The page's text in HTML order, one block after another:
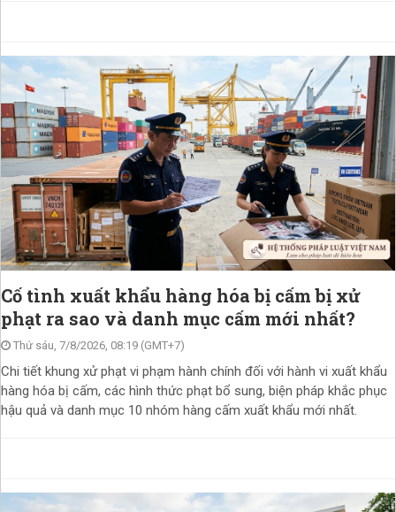
Cố tình xuất khẩu hàng hóa bị cấm bị xử
phạt ra sao và danh mục cấm mới nhất?
Thứ sáu, 7/8/2026, 08:19 (GMT+7)
Chi tiết khung xử phạt vi phạm hành chính đối với hành vi xuất khẩu
hàng hóa bị cấm, các hình thức phạt bổ sung, biện pháp khắc phục
hậu quả và danh mục 10 nhóm hàng cấm xuất khẩu mới nhất.